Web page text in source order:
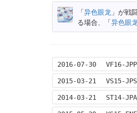
「异色眼龙 」が戦
る場合、「异色眼
2016-07-30 VF16-
2015-03-21 VS15-
2014-03-21 ST14-